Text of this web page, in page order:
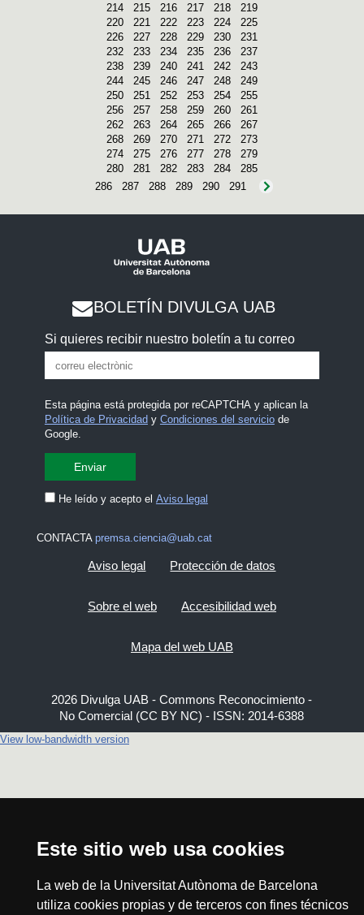
Este sitio web usa cookies
La web de la Universitat Autònoma de Barcelona
utiliza cookies propias y de terceros con fines técnicos
214
215 216 217 218
219
220
221 222 223 224
225
226
227 228 229 230
231
232
233 234 235 236
237
238
239 240 241 242
243
244
245 246 247 248
249
250
251 252 253 254
255
256
257 258 259 260
261
262
263 264 265 266
267
268
269 270 271 272
273
274
275 276 277 278
279
280
281 282 283 284
285
286
287 288 289 290 291
BOLETÍN DIVULGA UAB
Si quieres recibir nuestro boletín a tu correo
Esta página está protegida por reCAPTCHA y aplican la
Política de Privacidad y Condiciones del serviciode
Google.
He leído y acepto el Aviso legal
CONTACTA premsa.ciencia@uab.cat
Aviso legal Protección de datos
Sobre el web Accesibilidad web
Mapa del web UAB
2026 Divulga UAB - Commons Reconocimiento -
No Comercial (CC BY NC) - ISSN: 2014-6388
View low-bandwidth version